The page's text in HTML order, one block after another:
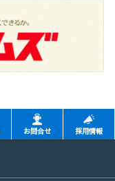
お問合せ 採用情報